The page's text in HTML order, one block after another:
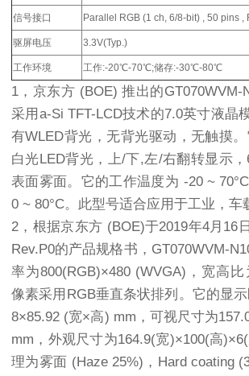
信号接口 Parallel RGB (1 ch, 6/8-bit) , 50 pins ,
驱屏电压 3.3V(Typ.)
工作环境 工作:-20℃-70℃;储存:-30℃-80℃
1，京东方 (BOE) 推出的GT070WVM-
采用a-Si TFT-LCD技术的7.0英寸液晶
有WLED背光，无背光驱动，无触摸
白光LED背光，上/下,左/右翻转显示，
表面雾面。它的工作温度为 -20 ~
0 ~ 80°C。此型号适合应用于工业，车
2，根据京东方 (BOE)于2019年4月16
Rev.P0的产品规格书，GT070WVM-
率为800(RGB)×480 (WVGA)，宽高比
像素采用RGB垂直条状排列。它的显
8×85.92 (宽×高) mm，可视尺寸为
mm，外观尺寸为164.9(宽)×100(高
理为雾面 (Haze 25%)，Hard coating